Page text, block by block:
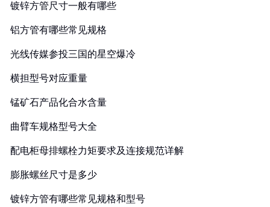
镀锌方管尺寸一般有哪些
铝方管有哪些常见规格
光线传媒参投三国的星空爆冷
横担型号对应重量
锰矿石产品化合水含量
曲臂车规格型号大全
配电柜母排螺栓力矩要求及连接规范详解
膨胀螺丝尺寸是多少
镀锌方管有哪些常见规格和型号